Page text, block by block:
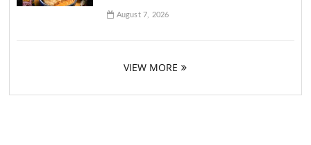
August 7, 2026
VIEW MORE